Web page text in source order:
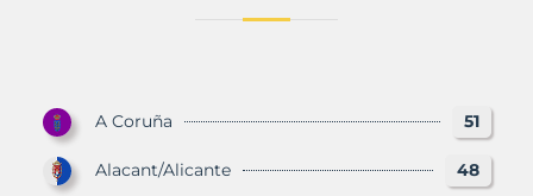
A Coruña 51
Alacant/Alicante 48